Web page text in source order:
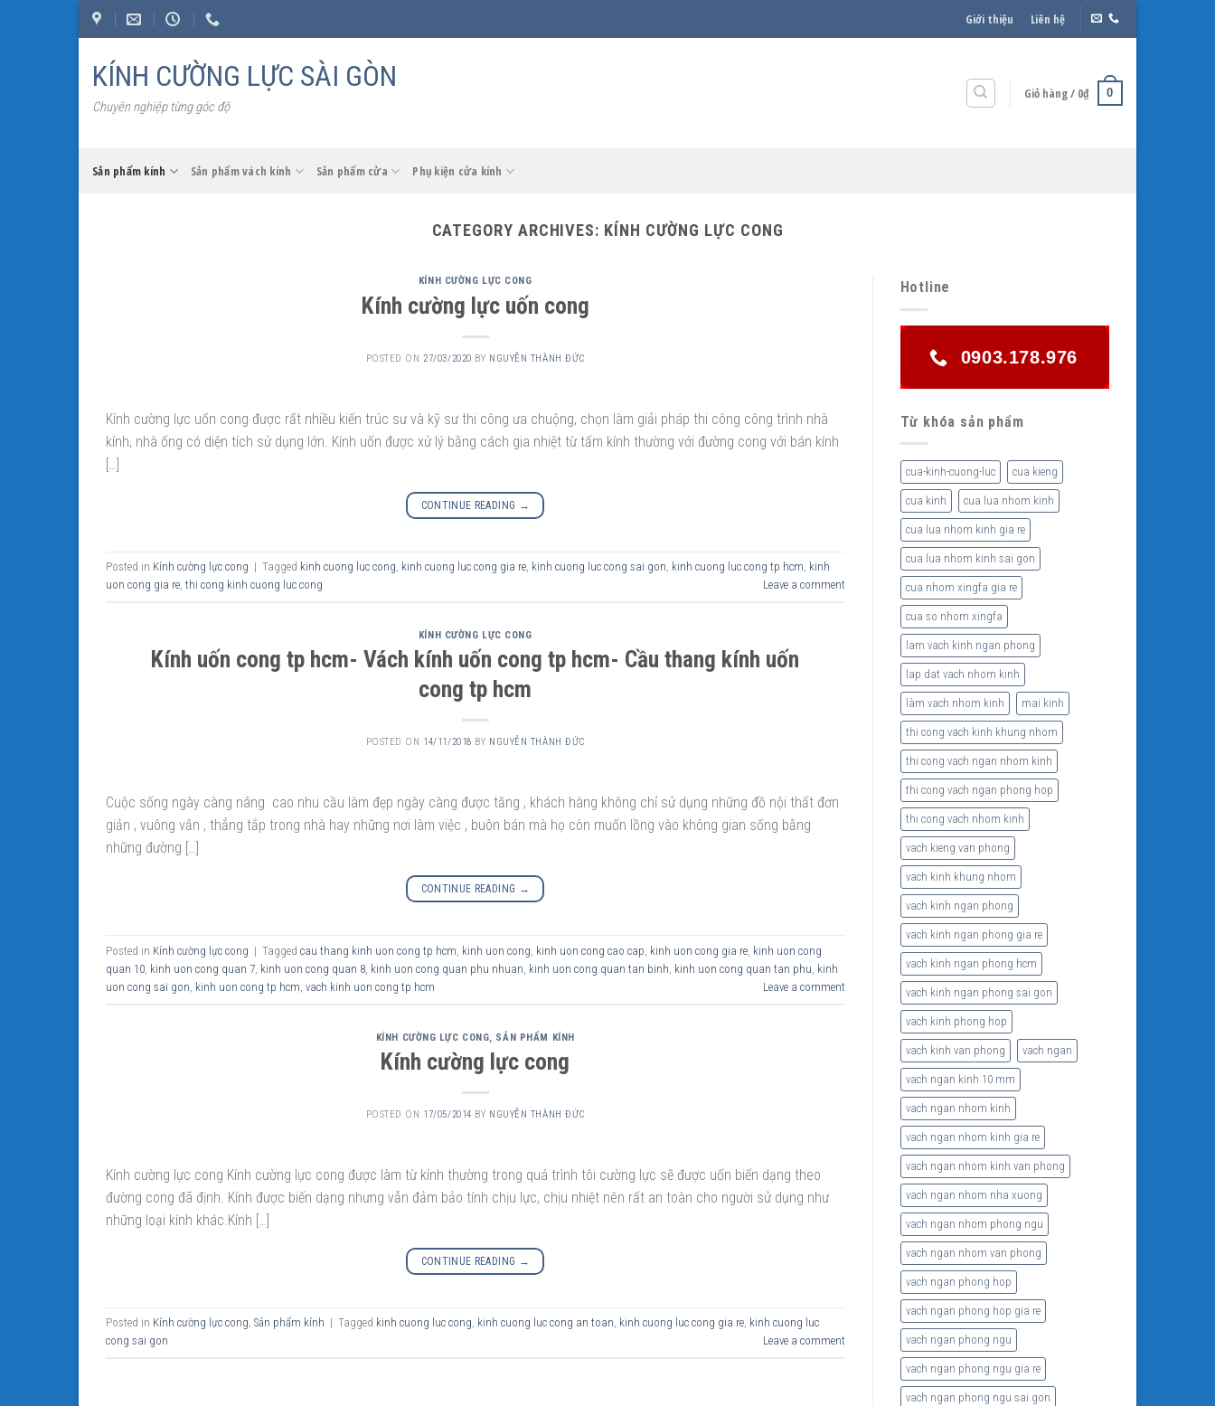
Skip
content
Giới thiệu Liên hệ
KÍNH CƯỜNG LỰC SÀI GÒN
Chuyên nghiệp từng góc độ
Giỏ hàng / 0₫ 0
Sản phẩm kính Sản phẩm vách kính Sản phẩm cửa Phụ kiện cửa kính
CATEGORY ARCHIVES: KÍNH CƯỜNG LỰC CONG
KÍNH CƯỜNG LỰC CONG
Kính cường lực uốn cong
POSTED ON 27/03/2020 BY NGUYỄN THÀNH ĐỨC
Kính cường lực uốn cong được rất nhiều kiến trúc sư và kỹ sư thi công ưa chuộng, chọn làm giải pháp thi công công trình nhà
kính, nhà ống có diện tích sử dụng lớn. Kính uốn được xử lý bằng cách gia nhiệt từ tấm kính thường với đường cong với bán kính
[…]
CONTINUE READING →
Posted in Kính cường lực cong | Tagged kinh cuong luc cong, kinh cuong luc cong gia re, kinh cuong luc cong sai gon, kinh cuong luc cong tp hcm, kinh
uon cong gia re, thi cong kinh cuong luc cong Leave a comment
KÍNH CƯỜNG LỰC CONG
Kính uốn cong tp hcm- Vách kính uốn cong tp hcm- Cầu thang kính uốn
cong tp hcm
POSTED ON 14/11/2018 BY NGUYỄN THÀNH ĐỨC
Cuộc sống ngày càng nâng cao nhu cầu làm đẹp ngày càng được tăng , khách hàng không chỉ sử dụng những đồ nội thất đơn
giản , vuông vắn , thẳng tắp trong nhà hay những nơi làm việc , buôn bán mà họ còn muốn lồng vào không gian sống bằng
những đường […]
CONTINUE READING →
Posted in Kính cường lực cong | Tagged cau thang kinh uon cong tp hcm kinh uon cong kinh uon cong cao cap kinh uon cong gia re kinh uon cong
quan 10 kinh uon cong quan 7 kinh uon cong quan 8 kinh uon cong quan phu nhuan kinh uon cong quan tan binh kinh uon cong quan tan phu kinh
uon cong sai gon kinh uon cong tp hcm vach kinh uon cong tp hcm Leave a comment
KÍNH CƯỜNG LỰC CONG SẢN PHẨM KÍNH
Kính cường lực cong
POSTED ON 17/05/2014 BY NGUYỄN THÀNH ĐỨC
Kính cường lực cong Kính cường lực cong được làm từ kính thường trong quá trình tôi cường lực sẽ được uốn biến dạng theo
đường cong đã định. Kính được biến dạng nhưng vẫn đảm bảo tính chịu lực, chịu nhiệt nên rất an toàn cho người sử dụng như
những loại kính khác.Kính […]
CONTINUE READING →
Posted in Kính cường lực cong, Sản phẩm kính | Tagged kinh cuong luc cong, kinh cuong luc cong an toan, kinh cuong luc cong gia re, kinh cuong luc
cong sai gon
Leave a comment
Hotline
0903.178.976
Từ khóa sản phẩm
cua-kinh-cuong-luc cua kieng
cua kinh cua lua nhom kinh
cua lua nhom kinh gia re
cua lua nhom kinh sai gon
cua nhom xingfa gia re
cua so nhom xingfa
lam vach kinh ngan phong
lap dat vach nhom kinh
làm vach nhom kinh mai kinh
thi cong vach kinh khung nhom
thi cong vach ngan nhom kinh
thi cong vach ngan phong hop
thi cong vach nhom kinh
vach kieng van phong
vach kinh khung nhom
vach kinh ngan phong
vach kinh ngan phong gia re
vach kinh ngan phong hcm
vach kinh ngan phong sai gon
vach kinh phong hop
vach kinh van phong vach ngan
vach ngan kinh 10 mm
vach ngan nhom kinh
vach ngan nhom kinh gia re
vach ngan nhom kinh van phong
vach ngan nhom nha xuong
vach ngan nhom phong ngu
vach ngan nhom van phong
vach ngan phong hop
vach ngan phong hop gia re
vach ngan phong ngu
vach ngan phong ngu gia re
vach ngan phong ngu sai gon